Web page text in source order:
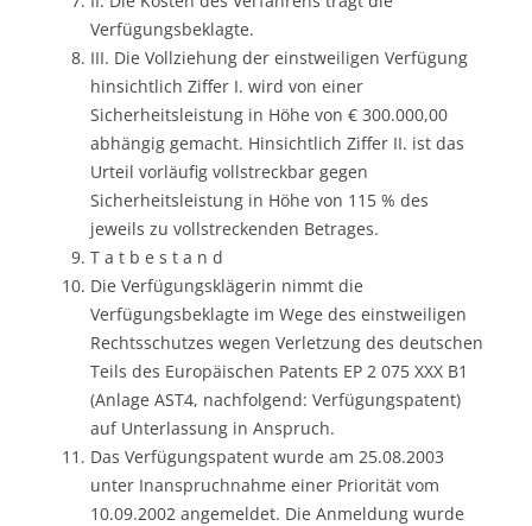
Verfügungsbeklagte.
III. Die Vollziehung der einstweiligen Verfügung
hinsichtlich Ziffer I. wird von einer
Sicherheitsleistung in Höhe von € 300.000,00
abhängig gemacht. Hinsichtlich Ziffer II. ist das
Urteil vorläufig vollstreckbar gegen
Sicherheitsleistung in Höhe von 115 % des
jeweils zu vollstreckenden Betrages.
T a t b e s t a n d
Die Verfügungsklägerin nimmt die
Verfügungsbeklagte im Wege des einstweiligen
Rechtsschutzes wegen Verletzung des deutschen
Teils des Europäischen Patents EP 2 075 XXX B1
(Anlage AST4, nachfolgend: Verfügungspatent)
auf Unterlassung in Anspruch.
Das Verfügungspatent wurde am 25.08.2003
unter Inanspruchnahme einer Priorität vom
10.09.2002 angemeldet. Die Anmeldung wurde